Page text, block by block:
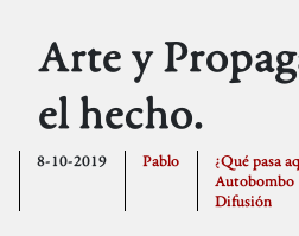
Arte y
el hecho.
8-10-2019 Pablo
¿Qué pasa
Autobombo
Difusión